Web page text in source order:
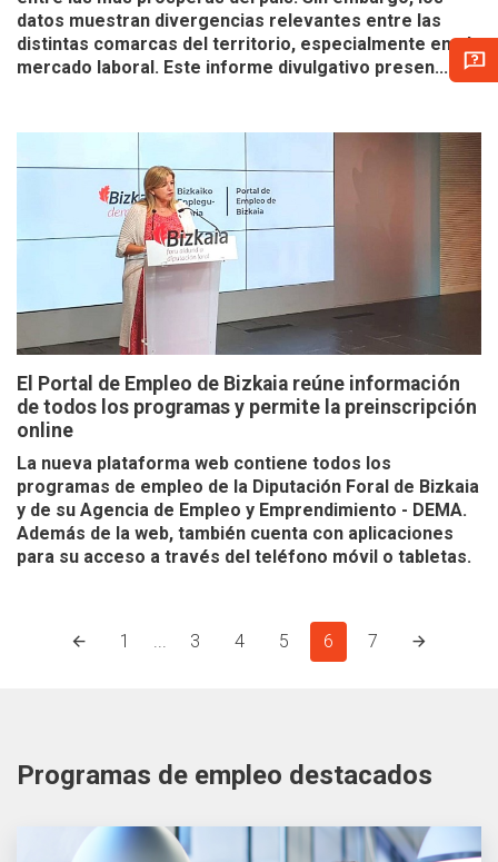
datos muestran divergencias relevantes entre las
distintas comarcas del territorio, especialmente en el
mercado laboral. Este informe divulgativo presen...
El Portal de Empleo de Bizkaia reúne información
de todos los programas y permite la preinscripción
online
La nueva plataforma web contiene todos los
programas de empleo de la Diputación Foral de Bizkaia
y de su Agencia de Empleo y Emprendimiento - DEMA.
Además de la web, también cuenta con aplicaciones
para su acceso a través del teléfono móvil o tabletas.
1 ... 3 4 5 6 7
Programas de empleo destacados